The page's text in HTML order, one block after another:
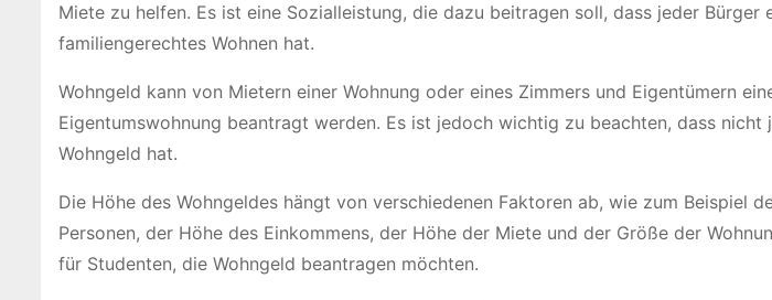
Miete zu helfen. Es ist eine Sozialleistung, die dazu beitragen soll, dass jeder Bürger
familiengerechtes Wohnen hat.
Wohngeld kann von Mietern einer Wohnung oder eines Zimmers und Eigentümern
Eigentumswohnung beantragt werden. Es ist jedoch wichtig zu beachten, dass
Wohngeld hat.
Die Höhe des Wohngeldes hängt von verschiedenen Faktoren ab, wie zum Beispiel
Personen, der Höhe des Einkommens, der Höhe der Miete und der Größe der
für Studenten, die Wohngeld beantragen möchten.